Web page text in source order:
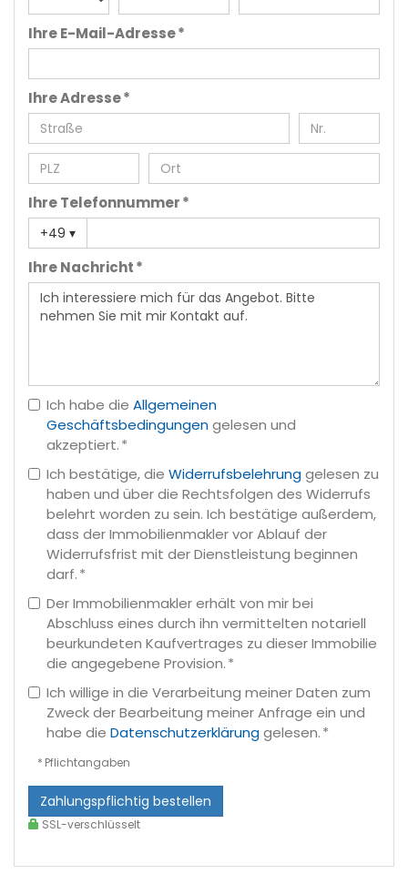
Ihre E-Mail-Adresse *
Ihre Adresse *
Ihre Telefonnummer *
+49 ▾
Ihre Nachricht *
Ich habe die Allgemeinen
Geschäftsbedingungengelesen und
akzeptiert. *
Ich bestätige, die Widerrufsbelehrunggelesen zu
haben und über die Rechtsfolgen des Widerrufs
belehrt worden zu sein. Ich bestätige außerdem,
dass der Immobilienmakler vor Ablauf der
Widerrufsfrist mit der Dienstleistung beginnen
darf. *
Der Immobilienmakler erhält von mir bei
Abschluss eines durch ihn vermittelten notariell
beurkundeten Kaufvertrages zu dieser Immobilie
die angegebene Provision. *
Ich willige in die Verarbeitung meiner Daten zum
Zweck der Bearbeitung meiner Anfrage ein und
habe die Datenschutzerklärunggelesen. *
* Pflichtangaben
Zahlungspflichtig bestellen
SSL-verschlüsselt